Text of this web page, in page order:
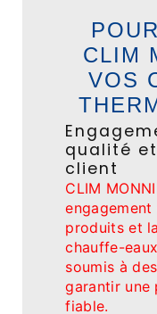
CLIM
VOS
qualité
client
CLIM
produits et
chauffe-
soumis à
garantir une
fiable.